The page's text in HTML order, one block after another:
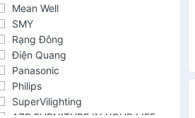
Mean Well
SMY
Rạng Đông
Điện Quang
Panasonic
Philips
SuperVilighting